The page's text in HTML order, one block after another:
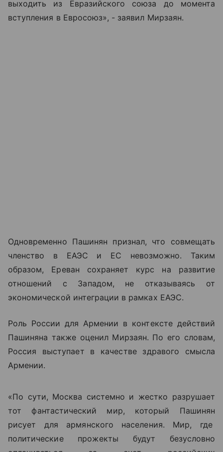
выходить из Евразийского союза до момента
вступления в Евросоюз», - заявил Мирзаян.
Одновременно Пашинян признал, что совмещать
членство в ЕАЭС и ЕС невозможно. Таким
образом, Ереван сохраняет курс на развитие
отношений с Западом, не отказываясь от
экономической интеграции в рамках ЕАЭС.
Роль России для Армении в контексте действий
Пашиняна также оценил Мирзаян. По его словам,
Россия выступает в качестве здравого смысла
Армении.
«По сути, Москва системно и жестко разрушает
тот фантастический мир, который Пашинян
рисует для армянского населения. Мир, где
политические прожекты будут безусловно